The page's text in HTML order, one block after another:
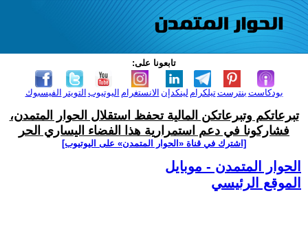
تابعونا على:
الفيسبوك التويتر اليوتيوب الانستغرام لينكدإن تيلكرامبنترست بودكاست
تبرعاتكم وتبرعاتكن المالية تحفظ استقلال الحوار المتمدن،
فشاركونا في دعم استمرارية هذا الفضاء اليساري الحر
[اشترك في قناة ‫«الحوار المتمدن» على اليوتيوب]
الحوار المتمدن - موبايل
الموقع الرئيسي